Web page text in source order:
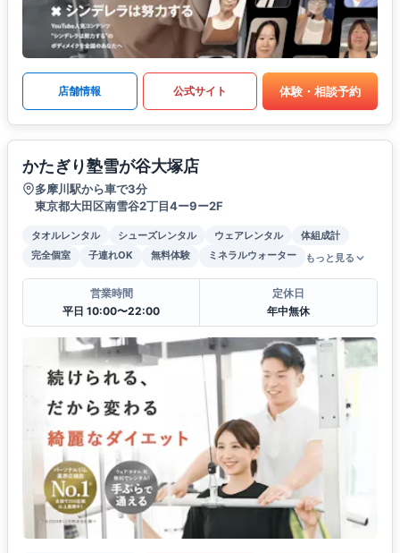
店舗情報 公式サイト 体験・相談予約
かたぎり塾雪が谷大塚店
多摩川駅から車で3分
東京都大田区南雪谷2丁目4ー9ー2F
タオルレンタル シューズレンタル ウェアレンタル
体組成計
完全個室
子連れOK 無料体験 ミネラルウォーター もっと見る
営業時間
平日 10:00〜22:00
定休日
年中無休